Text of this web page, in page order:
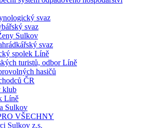
svaz
svaz
Sulkov
svaz
spolek Líně
turistů, odbor Líně
hasičů
ČR
klub
Líně
Sulkov
VŠECHNY
Sulkov z.s.